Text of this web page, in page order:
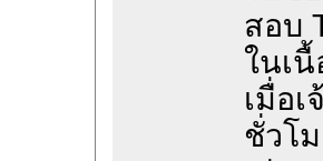
สอบ
ในเ
เมื่อ
ชั่วโ